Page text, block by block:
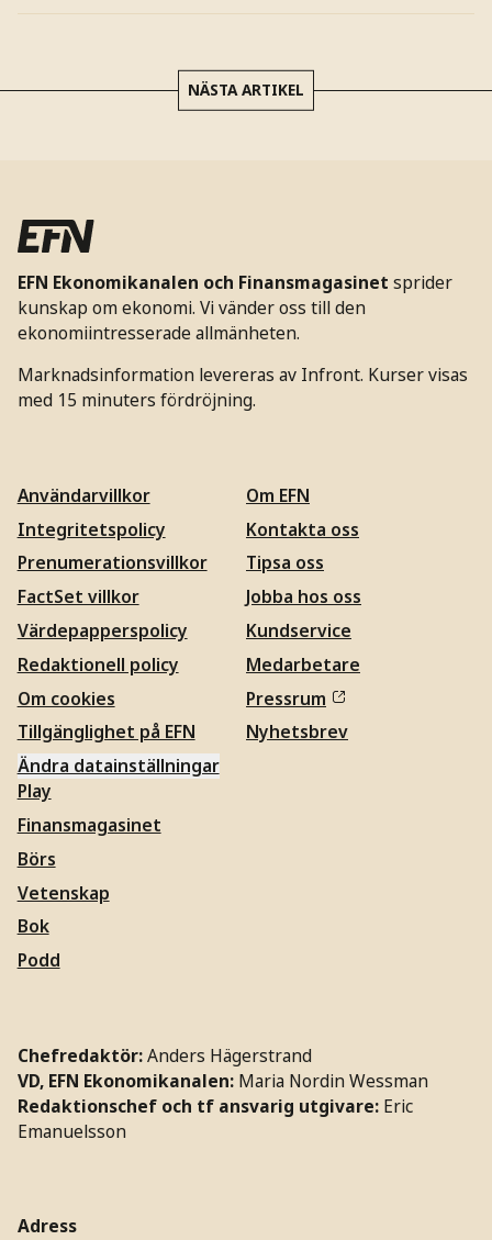
NÄSTA ARTIKEL
EFN Ekonomikanalen och Finansmagasinet sprider
kunskap om ekonomi. Vi vänder oss till den
ekonomiintresserade allmänheten.
Marknadsinformation levereras av Infront. Kurser visas
med 15 minuters fördröjning.
Användarvillkor
Integritetspolicy
Prenumerationsvillkor
FactSet villkor
Värdepapperspolicy
Redaktionell policy
Om cookies
Tillgänglighet på EFN
Ändra datainställningar
Om EFN
Kontakta oss
Tipsa oss
Jobba hos oss
Kundservice
Medarbetare
Pressrum
Nyhetsbrev
Play
Finansmagasinet
Börs
Vetenskap
Bok
Podd
Chefredaktör:Anders Hägerstrand
VD, EFN Ekonomikanalen: Maria Nordin Wessman
Redaktionschef och tf ansvarig utgivare: Eric
Emanuelsson
Adress